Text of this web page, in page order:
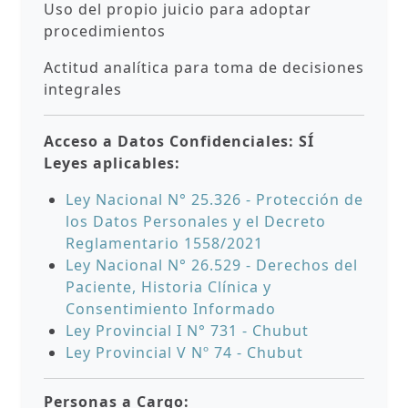
Uso del propio juicio para adoptar
procedimientos
Actitud analítica para toma de decisiones
integrales
Acceso a Datos Confidenciales: SÍ
Leyes aplicables:
Ley Nacional N° 25.326 - Protección de
los Datos Personales y el Decreto
Reglamentario 1558/2021
Ley Nacional N° 26.529 - Derechos del
Paciente, Historia Clínica y
Consentimiento Informado
Ley Provincial I N° 731 - Chubut
Ley Provincial V Nº 74 - Chubut
Personas a Cargo: